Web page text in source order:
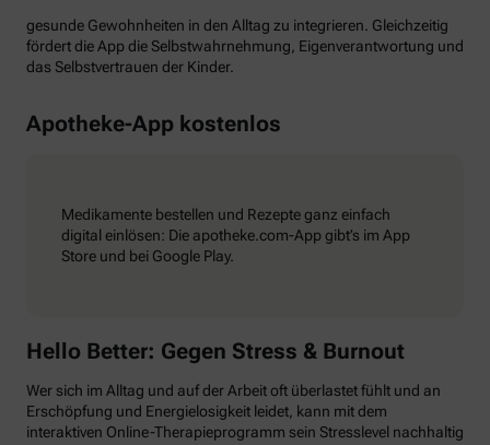
gesunde Gewohnheiten in den Alltag zu integrieren. Gleichzeitig
fördert die App die Selbstwahrnehmung, Eigenverantwortung und
das Selbstvertrauen der Kinder.
Apotheke-App kostenlos
Medikamente bestellen und Rezepte ganz einfach
digital einlösen: Die apotheke.com-App gibt’s im App
Store und bei Google Play.
Hello Better: Gegen Stress & Burnout
Wer sich im Alltag und auf der Arbeit oft überlastet fühlt und an
Erschöpfung und Energielosigkeit leidet, kann mit dem
interaktiven Online-Therapieprogramm sein Stresslevel nachhaltig